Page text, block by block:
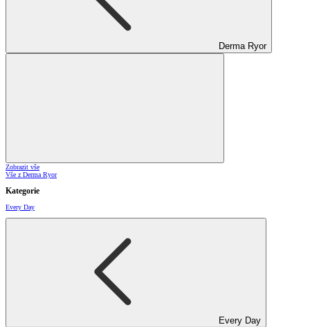
Derma Ryor
Zobrazit vše
Vše z Derma Ryor
Kategorie
Every Day
Every Day